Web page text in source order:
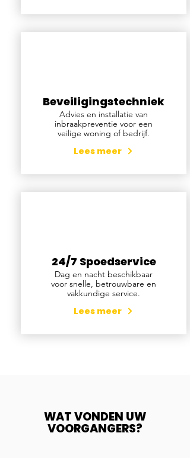
Beveiligingstechniek
Advies en installatie van
inbraakpreventie voor een
veilige woning of bedrijf.
Lees meer
24/7 Spoedservice
Dag en nacht beschikbaar
voor snelle, betrouwbare en
vakkundige service.
Lees meer
WAT VONDEN UW
VOORGANGERS?